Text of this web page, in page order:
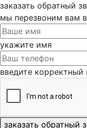
заказать обратный
мы перезвоним вам
укажите имя
введите
заказать обратный